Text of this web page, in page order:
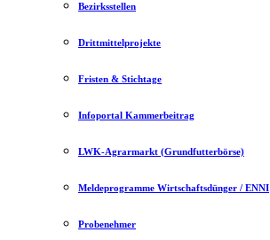
Bezirksstellen
Drittmittelprojekte
Fristen & Stichtage
Infoportal Kammerbeitrag
LWK-Agrarmarkt (Grundfutterbörse)
Meldeprogramme Wirtschaftsdünger / ENNI
Probenehmer